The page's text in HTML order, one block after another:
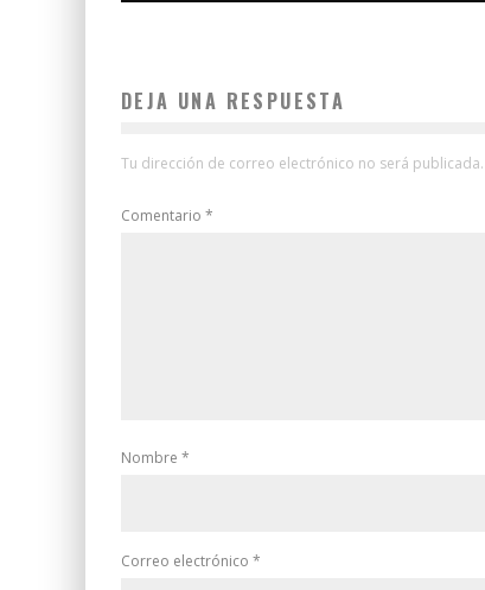
DEJA UNA RESPUESTA
Tu dirección de correo electrónico no será publicada.
Comentario *
Nombre *
Correo electrónico *